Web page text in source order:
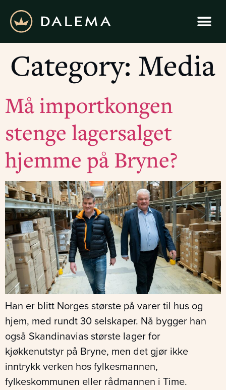
Category: Media
Må importkongen
stenge lagersalget
hjemme på Bryne?
Han er blitt Norges største på varer til hus og
hjem, med rundt 30 selskaper. Nå bygger han
også Skandinavias største lager for
kjøkkenutstyr på Bryne, men det gjør ikke
inntrykk verken hos fylkesmannen,
fylkeskommunen eller rådmannen i Time.